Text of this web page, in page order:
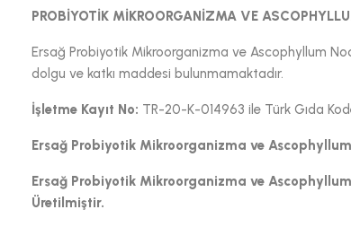
PROBİYOTİK MİKROORGANİZMA VE
Ersağ Probiyotik Mikroorganizma ve Ascophyllum
dolgu ve katkı maddesi bulunmamaktadır.
İşletme Kayıt No: TR-20-K-014963 ile Türk Gıda
Ersağ Probiyotik Mikroorganizma ve
Ersağ Probiyotik Mikroorganizma ve
Üretilmiştir.